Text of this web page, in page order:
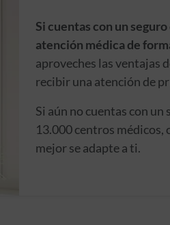
Si cuentas con un
atención médica de
aproveches las ventajas
recibir una atención de
Si aún no cuentas con
13.000 centros médicos,
mejor se adapte a ti.